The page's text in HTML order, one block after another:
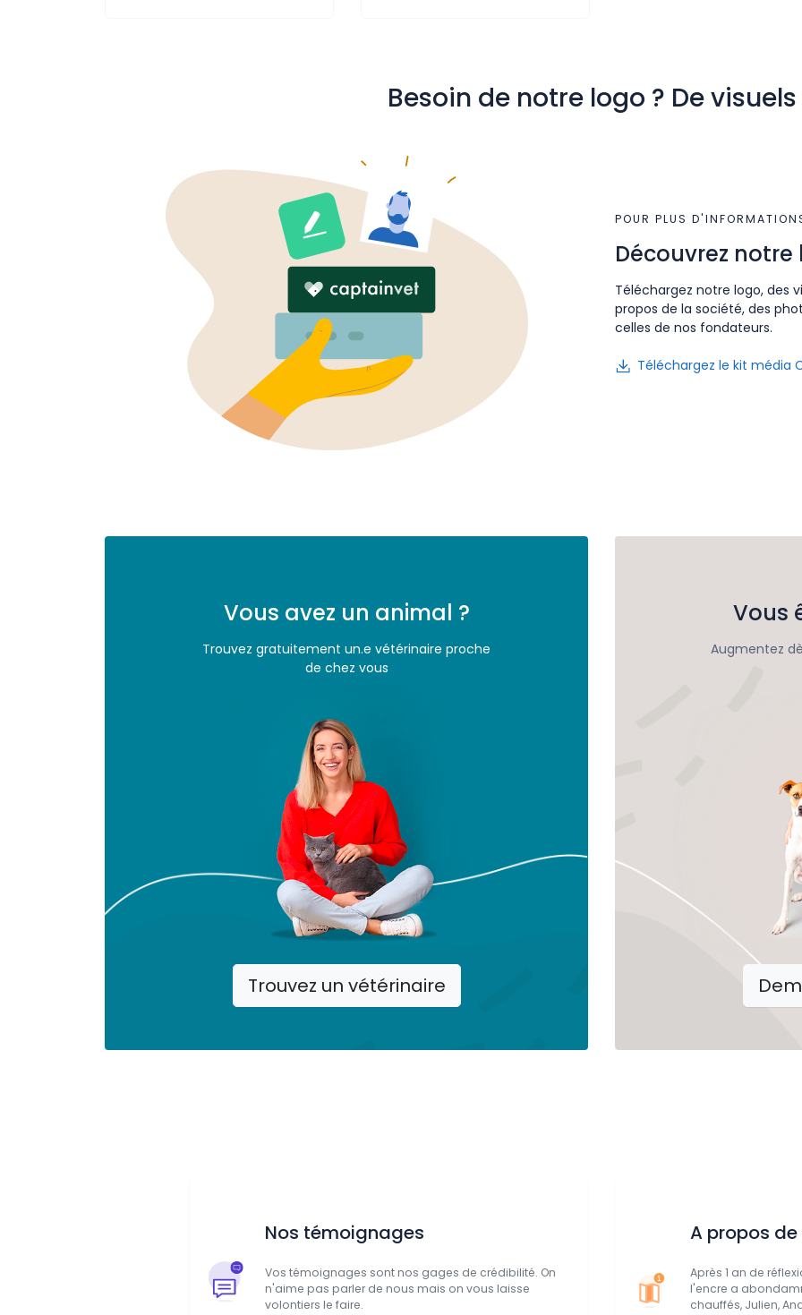
Besoin de notre logo ? De visuels
POUR PLUS
Découvrez
Téléchargez notre logo, des
propos de la société, des
celles de nos fondateurs.
Téléchargez le kit média
Vous avez un animal ?
Trouvez gratuitement un.e vétérinaire proche
de chez vous
Trouvez un vétérinaire
Vous
Augmentez
Nos témoignages
Vos témoignages sont nos gages de crédibilité. On
n'aime pas parler de nous mais on vous laisse
volontiers le faire.
A propos
Après 1 an de
l'encre a
chauffés, Julien,